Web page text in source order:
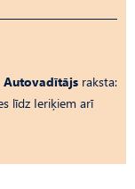
Autovadītājs raksta:
līdz Ieriķiem arī